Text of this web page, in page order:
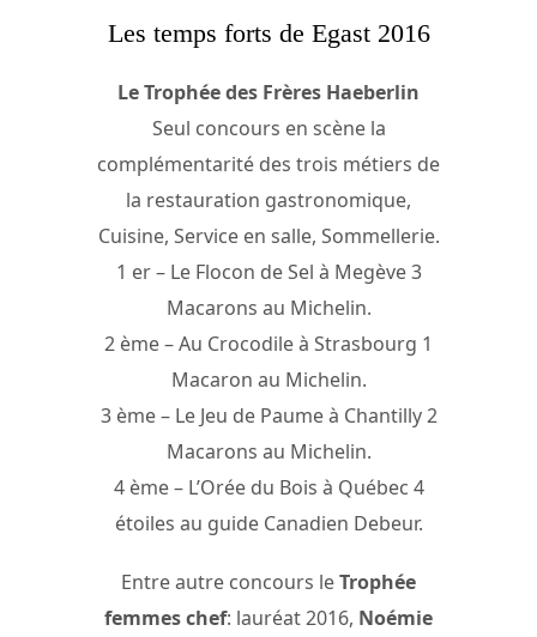
Les temps forts de Egast 2016
Le Trophée des Frères Haeberlin
Seul concours en scène la
complémentarité des trois métiers de
la restauration gastronomique,
Cuisine, Service en salle, Sommellerie.
1 er – Le Flocon de Sel à Megève 3
Macarons au Michelin.
2 ème – Au Crocodile à Strasbourg 1
Macaron au Michelin.
3 ème – Le Jeu de Paume à Chantilly 2
Macarons au Michelin.
4 ème – L’Orée du Bois à Québec 4
étoiles au guide Canadien Debeur.
Entre autre concours leTrophée
femmes chef: lauréat 2016, Noémie